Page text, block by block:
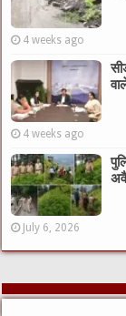
4 weeks ago
4 weeks ago
July 6, 2026